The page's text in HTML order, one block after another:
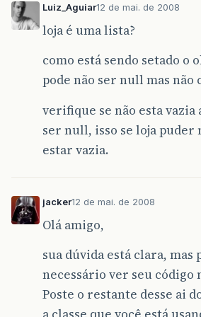
Luiz_Aguiar12 de mai. de 2008
loja é uma lista?
como está sendo setado o
pode não ser null mas não
verifique se não esta vazia
ser null, isso se loja puder
estar vazia.
jacker12 de mai. de 2008
Olá amigo,
sua dúvida está clara, mas
necessário ver seu código
Poste o restante desse ai